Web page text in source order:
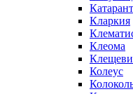
Кларкия
Клеома
Колеус